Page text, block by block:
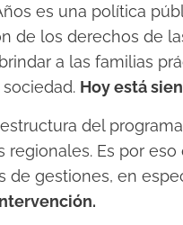
es una política
de los derechos de
a las familias
Hoy está
del
regionales. Es por
de gestiones, en